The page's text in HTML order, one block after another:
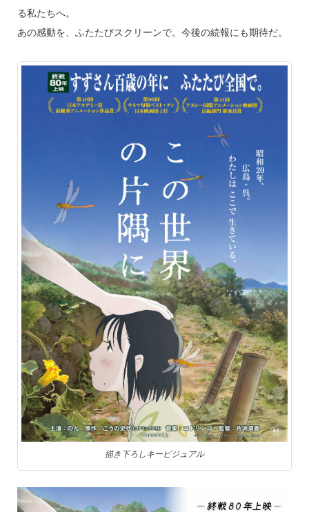
る私たちへ。
あの感動を、ふたたびスクリーンで。今後の続報にも期待だ。
描き下ろしキービジュアル